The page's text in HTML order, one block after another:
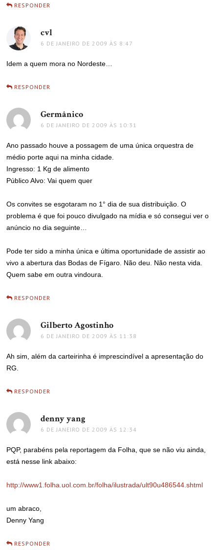
RESPONDER
cvl
6 DE JANEIRO DE 2009 ÀS 8:47
Idem a quem mora no Nordeste…
RESPONDER
Germânico
6 DE JANEIRO DE 2009 ÀS 10:31
Ano passado houve a possagem de uma única orquestra de
médio porte aqui na minha cidade.
Ingresso: 1 Kg de alimento
Público Alvo: Vai quem quer
Os convites se esgotaram no 1° dia de sua distribuição. O
problema é que foi pouco divulgado na mídia e só consegui ver o
anúncio no dia seguinte…
Pode ter sido a minha única e última oportunidade de assistir ao
vivo a abertura das Bodas de Fígaro. Não deu. Não nesta vida.
Quem sabe em outra vindoura.
RESPONDER
Gilberto Agostinho
6 DE JANEIRO DE 2009 ÀS 11:38
Ah sim, além da carteirinha é imprescindível a apresentação do
RG.
RESPONDER
denny yang
6 DE JANEIRO DE 2009 ÀS 12:34
PQP, parabéns pela reportagem da Folha, que se não viu ainda,
está nesse link abaixo:
http://www1.folha.uol.com.br/folha/ilustrada/ult90u486544.shtml
um abraco,
Denny Yang
RESPONDER